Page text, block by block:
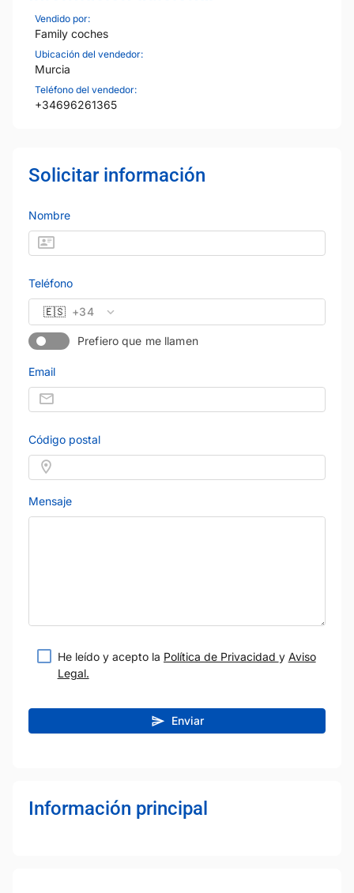
Vendido por:
Family coches
Ubicación del vendedor:
Murcia
Teléfono del vendedor:
+34696261365
Solicitar información
Nombre
Teléfono
🇪🇸 +34
Prefiero que me llamen
Email
Código postal
Mensaje
He leído y acepto la Política de Privacidad y Aviso
Legal.
Enviar
Información principal